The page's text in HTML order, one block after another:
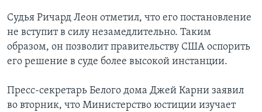
Судья Ричард Леон отметил, что его постановление
не вступит в силу незамедлительно. Таким
образом, он позволит правительству США оспорить
его решение в суде более высокой инстанции.
Пресс-секретарь Белого дома Джей Карни заявил
во вторник, что Министерство юстиции изучает